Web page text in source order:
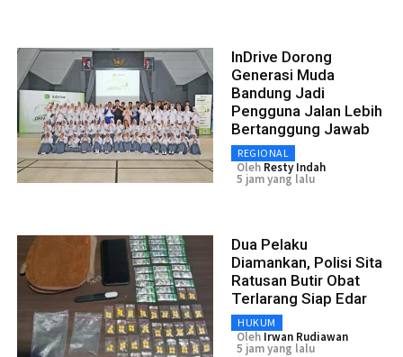
InDrive Dorong
Generasi Muda
Bandung Jadi
Pengguna Jalan Lebih
Bertanggung Jawab
REGIONAL
Oleh Resty Indah
5 jam yang lalu
Dua Pelaku
Diamankan, Polisi Sita
Ratusan Butir Obat
Terlarang Siap Edar
HUKUM
Oleh Irwan Rudiawan
5 jam yang lalu